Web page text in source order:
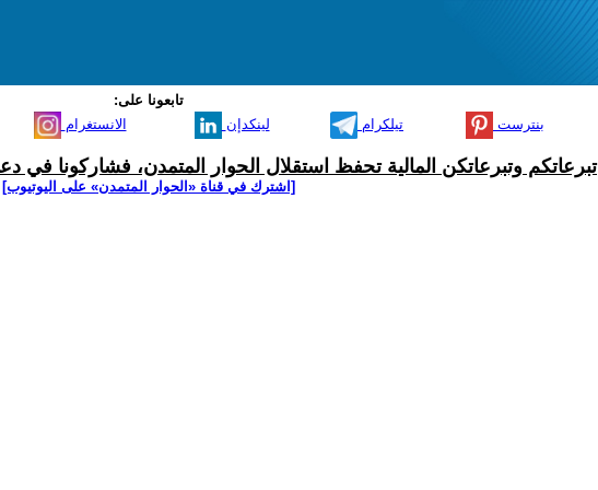
تابعونا على:
الانستغرام لينكدإن تيلكرام بنترست
تبرعاتكم وتبرعاتكن المالية تحفظ استقلال الحوار المتمدن، فشاركونا في
[اشترك في قناة ‫«الحوار المتمدن» على اليوتيوب]